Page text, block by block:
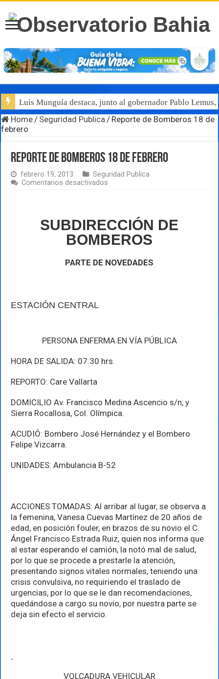
Luis Munguía destaca, junto al gobernador Pablo
Home / Seguridad Publica / Reporte de Bomberos 18 de
febrero
Reporte de Bomberos 18 de febrero
febrero 19, 2013
Seguridad Publica
Comentarios desactivados
de
febrero
SUBDIRECCIÓN DE
BOMBEROS
PARTE DE NOVEDADES
ESTACIÓN CENTRAL
PERSONA ENFERMA EN VÍA PÚBLICA
HORA DE SALIDA: 07:30 hrs.
REPORTO: Care Vallarta
DOMICILIO Av. Francisco Medina Ascencio s/n, y
Sierra Rocallosa, Col. Olímpica.
ACUDIÓ: Bombero José Hernández y el Bombero
Felipe Vizcarra.
UNIDADES: Ambulancia B-52
ACCIONES TOMADAS: Al arribar al lugar, se observa a
la femenina, Vanesa Cuevas Martínez de 20 años de
edad, en posición fouler, en brazos de su novio el C.
Ángel Francisco Estrada Ruiz, quien nos informa que
al estar esperando el camión, la notó mal de salud,
por lo que se procede a prestarle la atención,
presentando signos vitales normales, teniendo una
crisis convulsiva, no requiriendo el traslado de
urgencias, por lo que se le dan recomendaciones,
quedándose a cargo su novio, por nuestra parte se
deja sin efecto el servicio.
VOLCADURA VEHICULAR